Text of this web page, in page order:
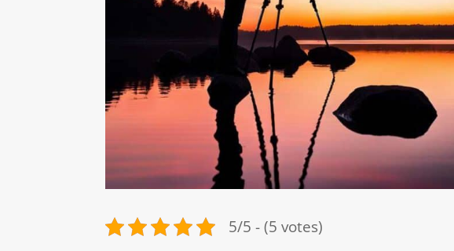
5/5 - (5 votes)